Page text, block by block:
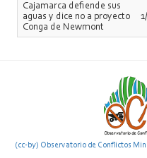
Cajamarca defiende sus
aguas y dice no a proyecto
Conga de Newmont
(cc-by) Observatorio de Conflictos